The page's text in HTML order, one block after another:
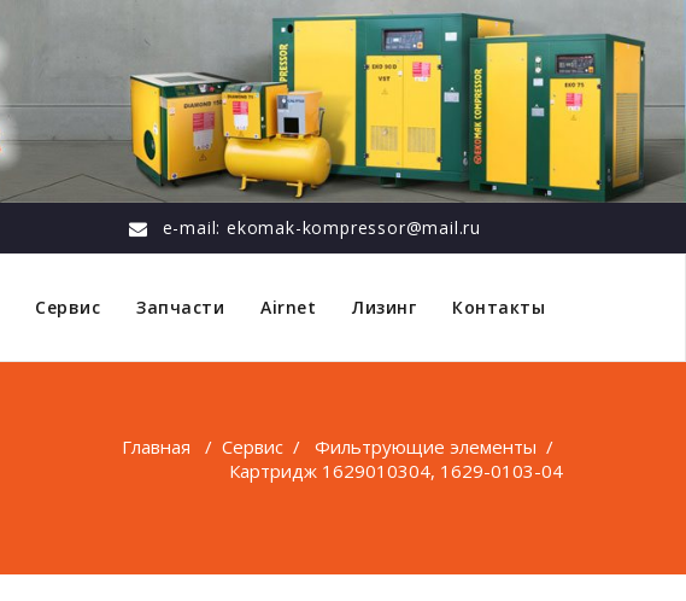
e-mail: ekomak-kompressor@mail.ru
Сервис Запчасти Airnet Лизинг Контакты
Главная / Сервис / Фильтрующие элементы /
Картридж 1629010304, 1629-0103-04